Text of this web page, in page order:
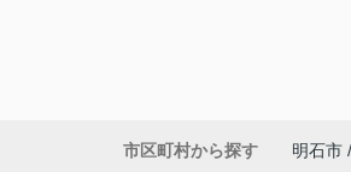
市区町村から探す 明石市